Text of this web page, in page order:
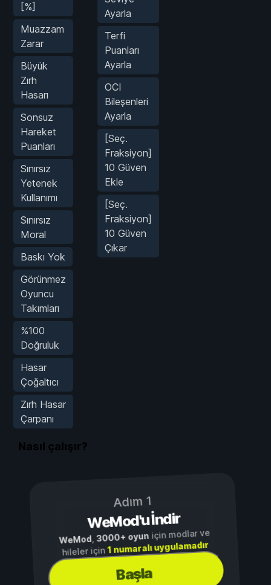
[%]
Muazzam
Zarar
Büyük
Zırh
Hasarı
Sonsuz
Hareket
Puanları
Sınırsız
Yetenek
Kullanımı
Sınırsız
Moral
Baskı Yok
Görünmez
Oyuncu
Takımları
%100
Doğruluk
Hasar
Çoğaltıcı
Zırh Hasar
Çarpanı
Ayarla
Terfi
Puanları
Ayarla
OCI
Bileşenleri
Ayarla
[Seç.
Fraksiyon]
10 Güven
Ekle
[Seç.
Fraksiyon]
10 Güven
Çıkar
Nasıl çalışır?
Adım 1
WeMod'u İndir
WeMod,3000+ oyuniçin modlar ve
hileler için1 numaralı uygulamadır
Başla